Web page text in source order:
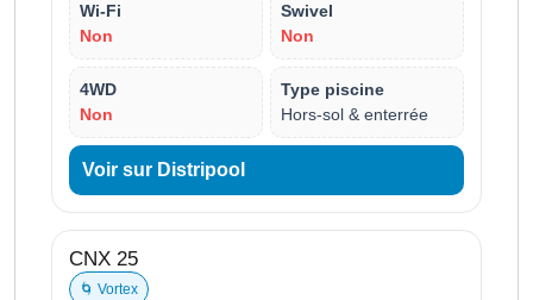
Wi-Fi
Non
Swivel
Non
4WD
Non
Type piscine
Hors-sol & enterrée
Voir sur Distripool
CNX 25
🌀 Vortex